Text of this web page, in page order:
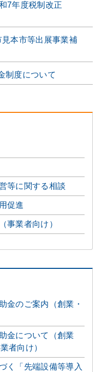
7年度税制改正
見本市等出展事業補
制度について
等に関する相談
促進
事業者向け）
金のご案内（創業・
金について（創業
者向け）
く「先端設備等導入